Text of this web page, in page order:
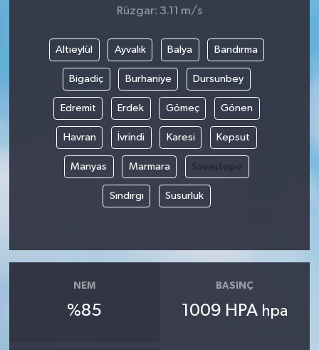
Rüzgar: 3.11 m/s
Altıeylül Ayvalık Balya Bandırma
Bigadiç Burhaniye Dursunbey
Edremit Erdek Gömeç Gönen
Havran İvrindi Karesi Kepsut
Manyas Marmara Savaştepe
Sındırgı Susurluk
NEM
%85
BASINÇ
1009 HPA hpa